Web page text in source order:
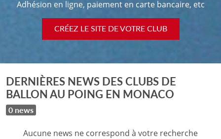
Adhésion en ligne, paiement en carte bancaire, etc
CRÉEZ LE SITE DE VOTRE CLUB
DERNIÈRES NEWS DES CLUBS DE
BALLON AU POING EN MONACO
0 news
Aucune news ne correspond à votre recherche